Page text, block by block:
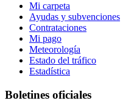
Mi carpeta
Ayudas y subvenciones
Contrataciones
Mi pago
Meteorología
Estado del tráfico
Estadística
Boletines oficiales